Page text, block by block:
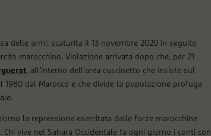
delle armi, scaturita il 13 novembre 2020 in seguito
marocchino. Violazione arrivata dopo che, per 21
, all’interno dell’area cuscinetto che insiste sul
dal Marocco e che divide la popolazione profuga
la repressione esercitata dalle forze marocchine
vive nel Sahara Occidentale fa ogni giorno i conti con